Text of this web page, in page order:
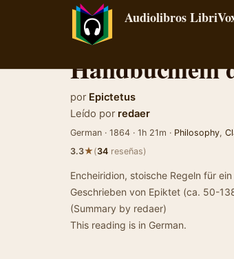
Audiolibros
Handbüchlein
por Epictetus
Leído por redaer
German · 1864 · 1h 21m · Philosophy,
3.3★(34 reseñas)
Encheiridion, stoische Regeln für
Geschrieben von Epiktet (ca. 50-
(Summary by redaer)
This reading is in German.